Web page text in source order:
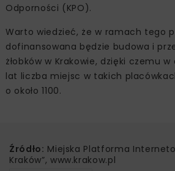
Odporności (KPO).
Warto wiedzieć, że w ramach tego
dofinansowana będzie budowa i
żłobków w Krakowie, dzięki czemu
lat liczba miejsc w takich
o około 1100.
Źródło: Miejska Platforma
Kraków”, www.krakow.pl